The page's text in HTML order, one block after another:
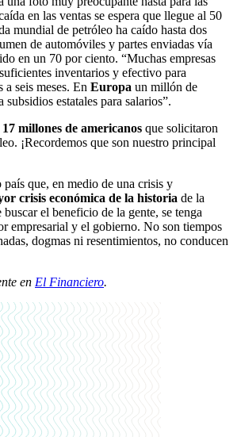
en las ventas se espera que llegue al 50
mundial de petróleo ha caído hasta dos
de automóviles y partes enviadas vía
en un 70 por ciento. “Muchas empresas
inventarios y efectivo para
seis meses. En Europa un millón de
subsidios estatales para salarios”.
17 millones de americanos que solicitaron
¡Recordemos que son nuestro principal
que, en medio de una crisis y
crisis económica de la historia de la
el beneficio de la gente, se tenga
empresarial y el gobierno. No son tiempos
dogmas ni resentimientos, no conducen
en El Financiero.